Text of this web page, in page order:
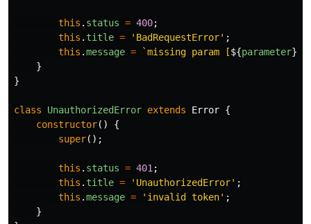
this . status = 400;
this . title = ' BadRequestError' ;
this .message = `missing param [${parameter}
}
}
class UnauthorizedError extends Error {
constructor()
{
super();
this . status = 401 ;
this . title = ' UnauthorizedError' ;
this .message = ' invalid token' ;
}